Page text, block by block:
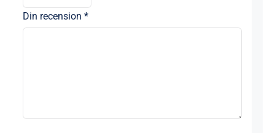
Din recension *